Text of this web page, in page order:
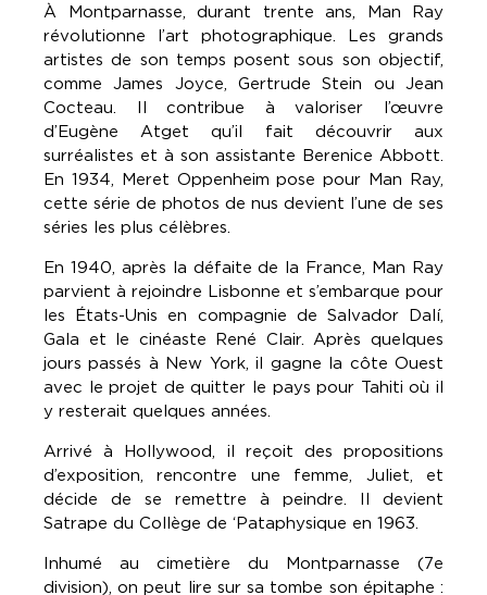
À Montparnasse, durant trente ans, Man Ray
révolutionne l’art photographique. Les grands
artistes de son temps posent sous son objectif,
comme James Joyce, Gertrude Stein ou Jean
Cocteau. Il contribue à valoriser l’œuvre
d’Eugène Atget qu’il fait découvrir aux
surréalistes et à son assistante Berenice Abbott.
En 1934, Meret Oppenheim pose pour Man Ray,
cette série de photos de nus devient l’une de ses
séries les plus célèbres.
En 1940, après la défaite de la France, Man Ray
parvient à rejoindre Lisbonne et s’embarque pour
les États-Unis en compagnie de Salvador Dalí,
Gala et le cinéaste René Clair. Après quelques
jours passés à New York, il gagne la côte Ouest
avec le projet de quitter le pays pour Tahiti où il
y resterait quelques années.
Arrivé à Hollywood, il reçoit des propositions
d’exposition, rencontre une femme, Juliet, et
décide de se remettre à peindre. Il devient
Satrape du Collège de ‘Pataphysique en 1963.
Inhumé au cimetière du Montparnasse (7e
division), on peut lire sur sa tombe son épitaphe :